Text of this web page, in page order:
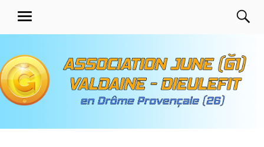
contenu
Valdaine Dieulefit en
MENU